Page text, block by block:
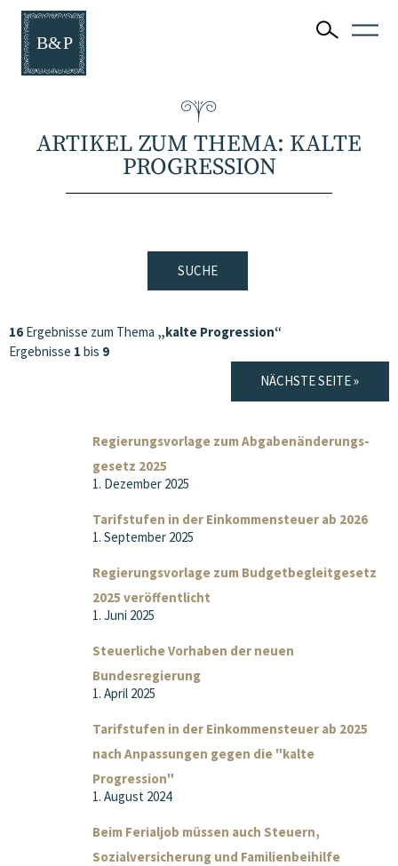
ARTIKEL ZUM THEMA: KALTE
PROGRESSION
SUCHE
16 Ergebnisse zum Thema „kalte Progression“
Ergebnisse 1 bis 9
NÄCHSTE SEITE »
Regierungsvorlage zum Abgaben­änderungs­
gesetz 2025
1. Dezember 2025
Tarifstufen in der Einkommensteuer ab 2026
1. September 2025
Regierungsvorlage zum Budgetbegleitgesetz
2025 veröffentlicht
1. Juni 2025
Steuerliche Vorhaben der neuen
Bundesregierung
1. April 2025
Tarifstufen in der Einkommensteuer ab 2025
nach Anpassungen gegen die "kalte
Progression"
1. August 2024
Beim Ferialjob müssen auch Steuern,
Sozialversicherung und Familienbeihilfe